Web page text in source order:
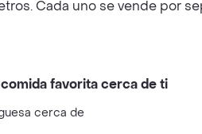
Cada uno se vende por
favorita cerca de ti
cerca de